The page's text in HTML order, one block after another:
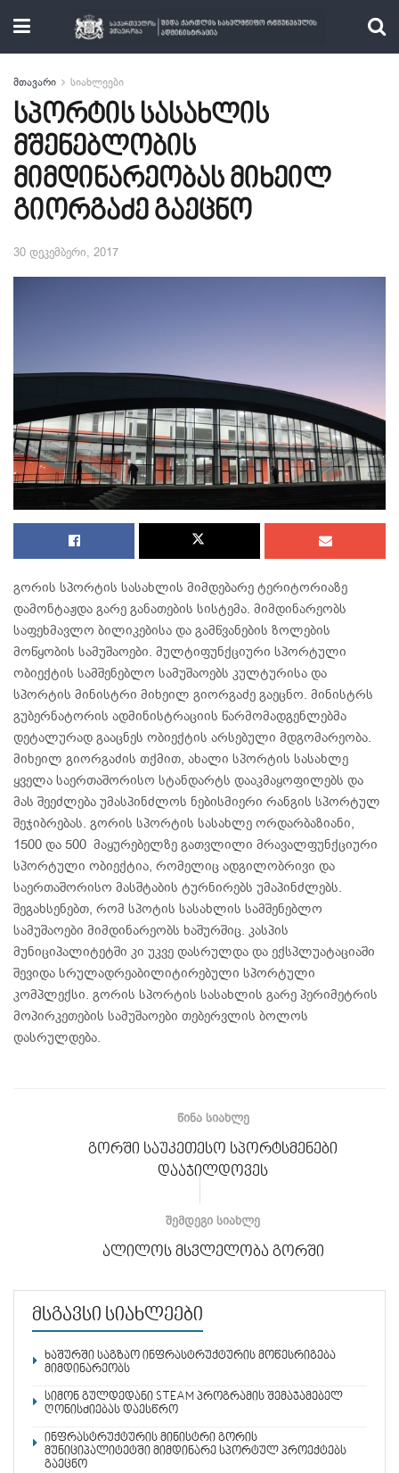
მთავარი სიახლეები
სპორტის სასახლის
მშენებლობის
მიმდინარეობას მიხეილ
გიორგაძე გაეცნო
30 დეკემბერი, 2017
გორის სპორტის სასახლის მიმდებარე ტერიტორიაზე
დამონტაჟდა გარე განათების სისტემა. მიმდინარეობს
საფეხმავლო ბილიკებისა და გამწვანების ზოლების
მოწყობის სამუშაოები. მულტიფუნქციური სპორტული
ობიექტის სამშენებლო სამუშაოებს კულტურისა და
სპორტის მინისტრი მიხეილ გიორგაძე გაეცნო. მინისტრს
გუბერნატორის ადმინისტრაციის წარმომადგენლებმა
დეტალურად გააცნეს ობიექტის არსებული მდგომარეობა.
მიხეილ გიორგაძის თქმით, ახალი სპორტის სასახლე
ყველა საერთაშორისო სტანდარტს დააკმაყოფილებს და
მას შეეძლება უმასპინძლოს ნებისმიერი რანგის სპორტულ
შეჯიბრებას. გორის სპორტის სასახლე ორდარბაზიანი,
1500 და 500 მაყურებელზე გათვლილი მრავალფუნქციური
სპორტული ობიექტია, რომელიც ადგილობრივი და
საერთაშორისო მასშტაბის ტურნირებს უმაპინძლებს.
შეგახსენებთ, რომ სპოტის სასახლის სამშენებლო
სამუშაოები მიმდინარეობს ხაშურშიც. კასპის
მუნიციპალიტეტში კი უკვე დასრულდა და ექსპლუატაციაში
შევიდა სრულადრეაბილიტირებული სპორტული
კომპლექსი. გორის სპორტის სასახლის გარე პერიმეტრის
მოპირკეთების სამუშაოები თებერვლის ბოლოს
დასრულდება.
ᲬᲘᲜᲐ ᲡᲘᲐᲮᲚᲔ
გორში საუკეთესო სპორტსმენები
დააჯილდოვეს
ᲨᲔᲛᲓᲔᲒᲘ ᲡᲘᲐᲮᲚᲔ
ალილოს მსვლელობა გორში
მსგავსი სიახლეები
ხაშურში საგზაო ინფრასტრუქტურის მოწესრიგება
მიმდინარეობს
სიმონ გულდედანი STEAM პროგრამის შემაჯამებელ
ღონისძიებას დაესწრო
ინფრასტრუქტურის მინისტრი გორის
მუნიციპალიტეტში მიმდინარე სპორტულ პროექტებს
გაეცნო